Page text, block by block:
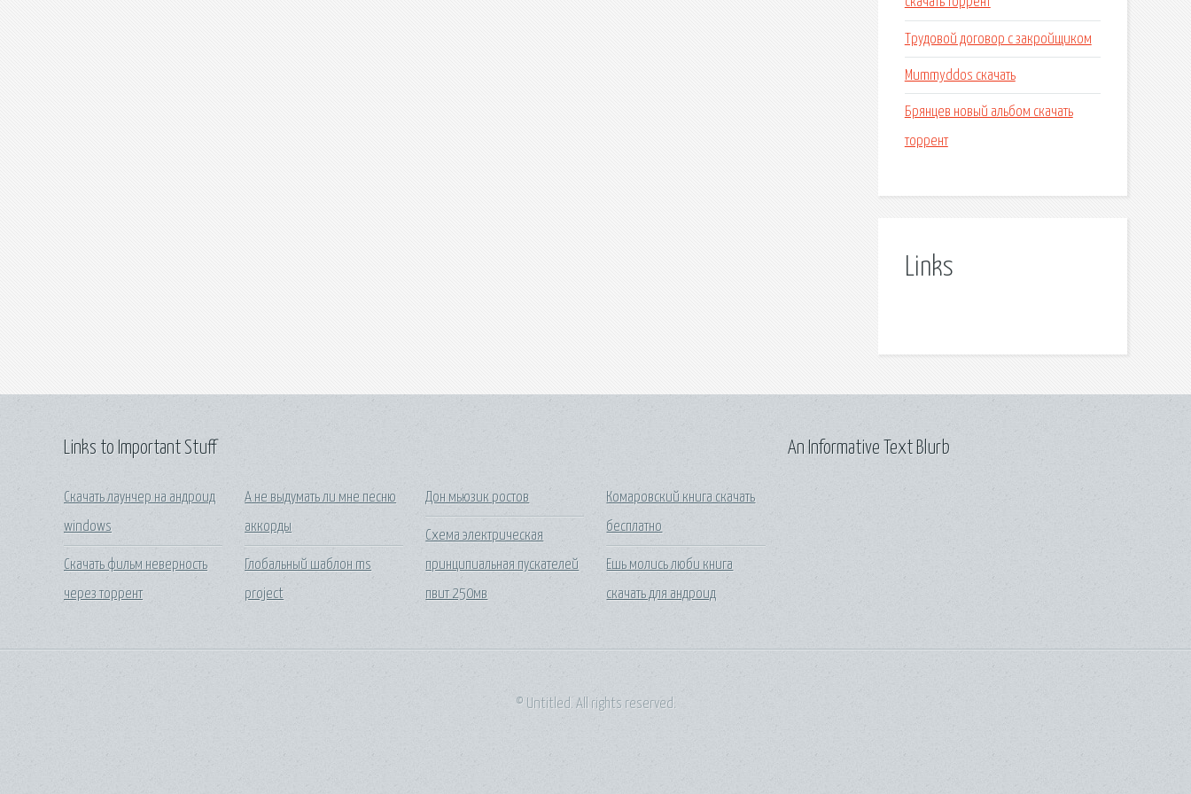
Трудовой договор с закройщиком
Mummyddos скачать
Брянцев новый альбом скачать
торрент
Links
Links to Important Stuff
Скачать лаунчер на андроид
windows
Скачать фильм неверность
через торрент
А не выдумать ли мне песню
аккорды
Глобальный шаблон ms
project
Дон мьюзик ростов
Схема электрическая
принципиальная пускателей
пвит 250мв
Комаровский книга скачать
бесплатно
Ешь молись люби книга
скачать для андроид
An Informative Text Blurb
© Untitled. All rights reserved.